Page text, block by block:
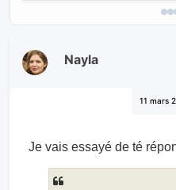
Nayla
11 mars
Je vais essayé de té